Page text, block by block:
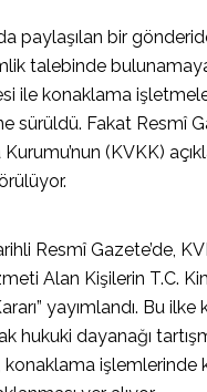
paylaşılan bir
talebinde
ile konaklama
sürüldü. Fakat Resmî
(KVKK)
Resmî Gazete’de,
Alan Kişilerin T.C.
yayımlandı. Bu
hukuki dayanağı
konaklama